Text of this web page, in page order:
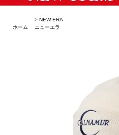
ホーム
> NEW ERA
ニューエラ